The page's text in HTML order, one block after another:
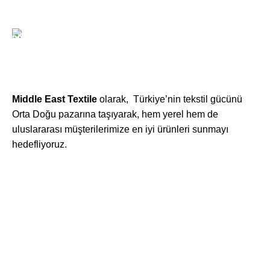
Middle East Textile olarak, Türkiye’nin tekstil gücünü
Orta Doğu pazarına taşıyarak, hem yerel hem de
uluslararası müşterilerimize en iyi ürünleri sunmayı
hedefliyoruz.